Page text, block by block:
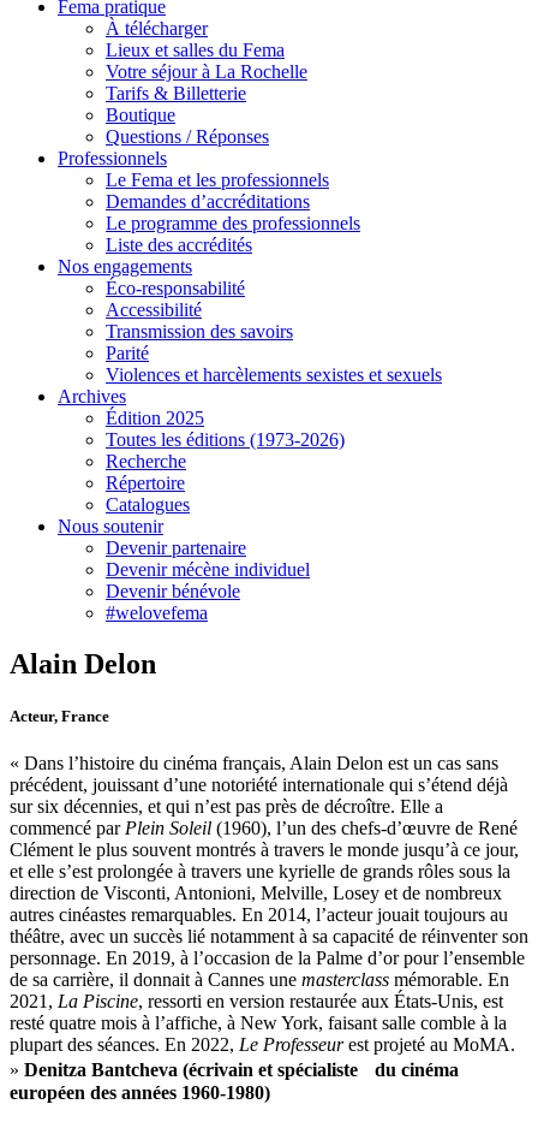
Fema pratique
À télécharger
Lieux et salles du Fema
Votre séjour à La Rochelle
Tarifs & Billetterie
Boutique
Questions / Réponses
Professionnels
Le Fema et les professionnels
Demandes d’accréditations
Le programme des professionnels
Liste des accrédités
Nos engagements
Éco-responsabilité
Accessibilité
Transmission des savoirs
Parité
Violences et harcèlements sexistes et sexuels
Archives
Édition 2025
Toutes les éditions (1973-2026)
Recherche
Répertoire
Catalogues
Nous soutenir
Devenir partenaire
Devenir mécène individuel
Devenir bénévole
#welovefema
Alain Delon
Acteur, France
« Dans l’histoire du cinéma français, Alain Delon est un cas sans
précédent, jouissant d’une notoriété internationale qui s’étend déjà
sur six décennies, et qui n’est pas près de décroître. Elle a
commencé par Plein Soleil (1960), l’un des chefs-d’œuvre de René
Clément le plus souvent montrés à travers le monde jusqu’à ce jour,
et elle s’est prolongée à travers une kyrielle de grands rôles sous la
direction de Visconti, Antonioni, Melville, Losey et de nombreux
autres cinéastes remarquables. En 2014, l’acteur jouait toujours au
théâtre, avec un succès lié notamment à sa capacité de réinventer son
personnage. En 2019, à l’occasion de la Palme d’or pour l’ensemble
de sa carrière, il donnait à Cannes une masterclass mémorable. En
2021, La Piscine, ressorti en version restaurée aux États-Unis, est
resté quatre mois à l’affiche, à New York, faisant salle comble à la
plupart des séances. En 2022, Le Professeurest projeté au MoMA.
» Denitza Bantcheva (écrivain et spécialiste du cinéma
européen des années 1960-1980)